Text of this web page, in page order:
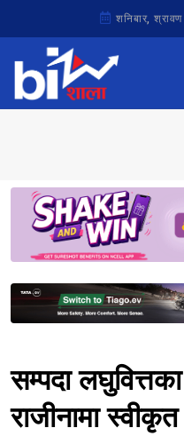
शनिबार,
सम्पदा
राजीनामा स्वीकृत